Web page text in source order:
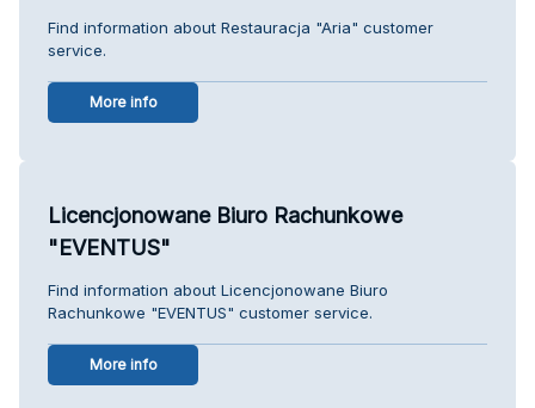
Find information about Restauracja "Aria" customer
service.
More info
Licencjonowane Biuro Rachunkowe
"EVENTUS"
Find information about Licencjonowane Biuro
Rachunkowe "EVENTUS" customer service.
More info